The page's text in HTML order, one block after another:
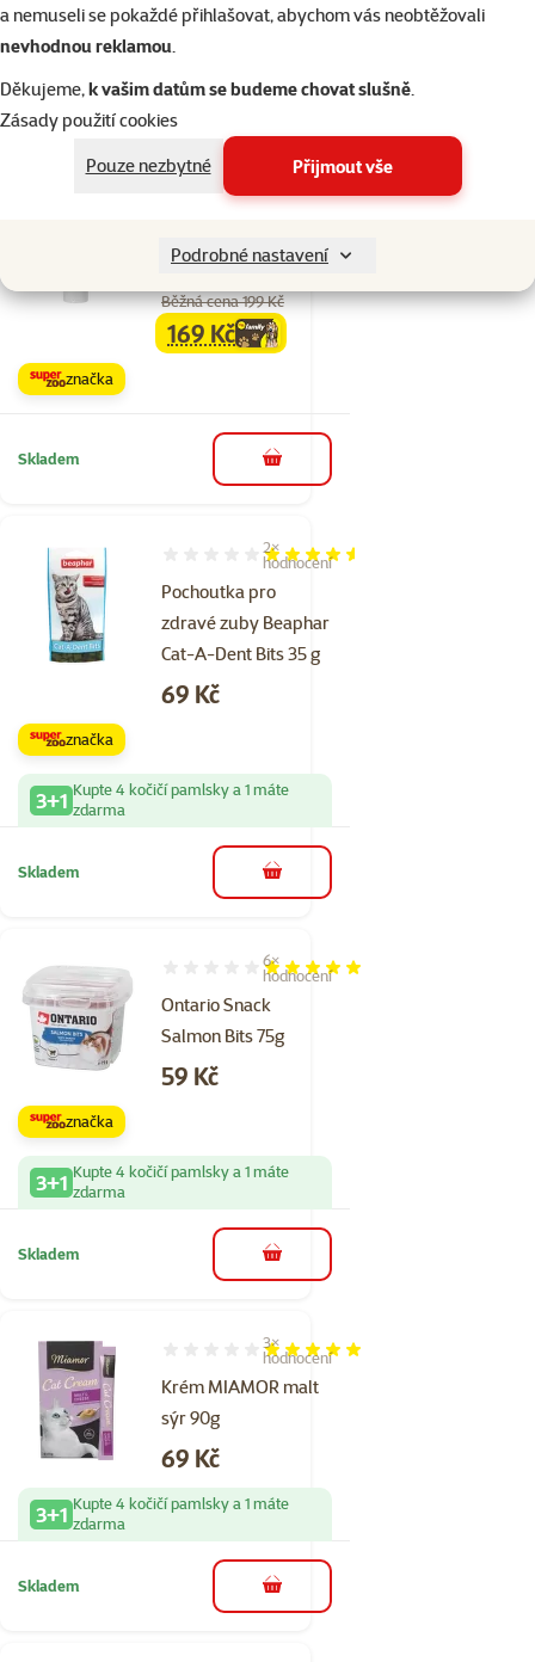
a nemuseli se pokaždé přihlašovat, abychom vás neobtěžovali
nevhodnou reklamou.
Děkujeme,k vašim datům se budeme chovat slušně.
Zásady použití cookies
Pouze nezbytné
Přijmout vše
Podrobné nastavení
3+1 Kupte 4 kočičí pamlsky a 1 máte
zdarma
Skladem
Malt pro kočky 100 g
Hodnocení 93%, počet hodnocení: 3
hodnocení
Běžná cena 199 Kč
familycena
169 Kč
značka
Skladem do košíku
Pochoutka pro
zdravé zuby Beaphar
Cat-A-Dent Bits 35 g
Hodnocení 90%, počet hodnocení: 2
2×
hodnocení
Cena
69 Kč
značka
3+1 Kupte 4 kočičí pamlsky a 1 máte
zdarma
Skladem do košíku
Ontario Snack
Salmon Bits 75g
Hodnocení 97%, počet hodnocení: 6
6×
hodnocení
Cena
59 Kč
značka
3+1 Kupte 4 kočičí pamlsky a 1 máte
zdarma
Skladem do košíku
Krém MIAMOR malt
sýr 90g
Hodnocení 100%, počet hodnocení: 3
3×
hodnocení
Cena
69 Kč
3+1 Kupte 4 kočičí pamlsky a 1 máte
zdarma
Skladem do košíku